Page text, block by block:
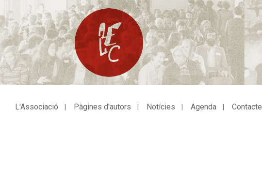
L'Associació Pàgines d'autors Notícies Agenda Contacte